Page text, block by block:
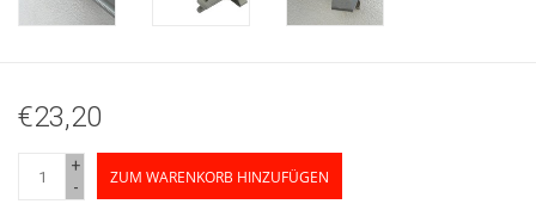
€23,20
+
-
ZUM WARENKORB HINZUFÜGEN